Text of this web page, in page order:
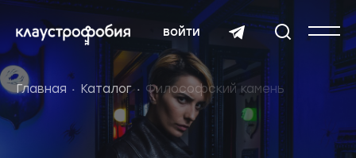
войти
Главная Каталог Философский камень